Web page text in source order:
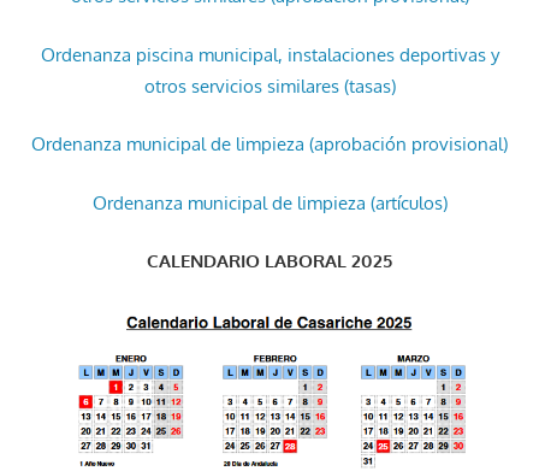
Ordenanza piscina municipal, instalaciones deportivas y
otros servicios similares (tasas)
Ordenanza municipal de limpieza (aprobación provisional)
Ordenanza municipal de limpieza (artículos)
CALENDARIO LABORAL 2025